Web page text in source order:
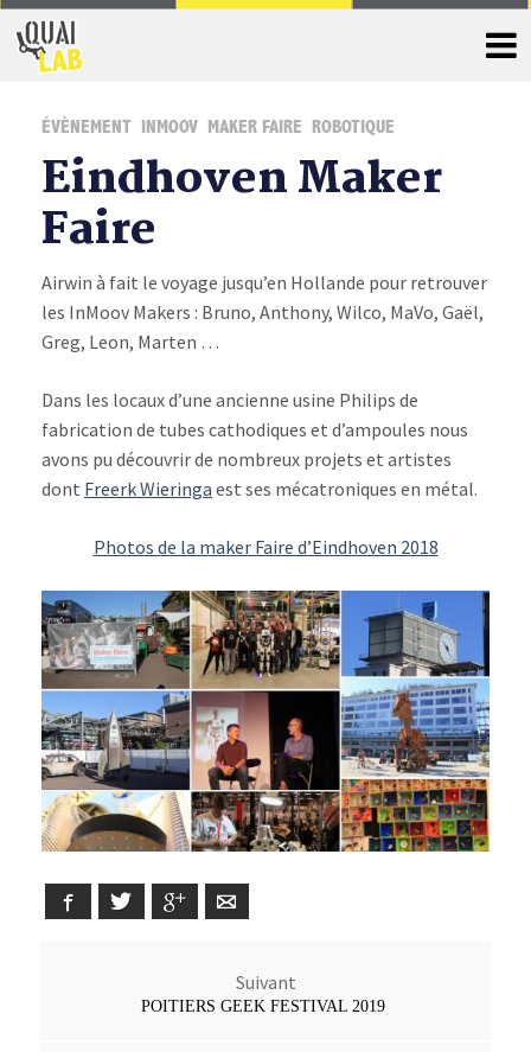
ÉVÈNEMENT INMOOV MAKER FAIRE ROBOTIQUE
Eindhoven Maker
Faire
Airwin à fait le voyage jusqu’en Hollande pour retrouver
les InMoov Makers : Bruno, Anthony, Wilco, MaVo, Gaël,
Greg, Leon, Marten …
Dans les locaux d’une ancienne usine Philips de
fabrication de tubes cathodiques et d’ampoules nous
avons pu découvrir de nombreux projets et artistes
dont Freerk Wieringa est ses mécatroniques en métal.
Photos de la maker Faire d’Eindhoven 2018
Facebook TwitterGoogle+
Suivant
POITIERS GEEK FESTIVAL 2019